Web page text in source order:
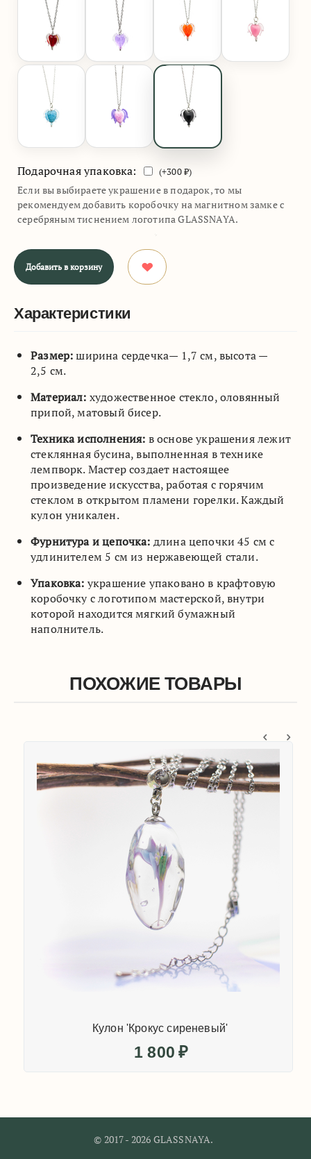
Подарочная упаковка: (+300₽)
Если вы выбираете украшение в подарок, то мы
рекомендуем добавить коробочку на магнитном замке с
серебряным тиснением логотипа GLASSNAYA.
Добавить в корзину
Характеристики
Размер:ширина сердечка— 1,7 см, высота —
2,5 см.
Материал: художественное стекло, оловянный
припой, матовый бисер.
Техника исполнения: в основе украшения лежит
стеклянная бусина, выполненная в технике
лемпворк. Мастер создает настоящее
произведение искусства, работая с горячим
стеклом в открытом пламени горелки. Каждый
кулон уникален.
Фурнитура и цепочка: длина цепочки 45 см с
удлинителем 5 см из нержавеющей стали.
Упаковка: украшение упаковано в крафтовую
коробочку с логотипом мастерской, внутри
которой находится мягкий бумажный
наполнитель.
ПОХОЖИЕ ТОВАРЫ
Кулон 'Крокус сиреневый'
1 800 ₽
© 2017 - 2026 GLASSNAYA.